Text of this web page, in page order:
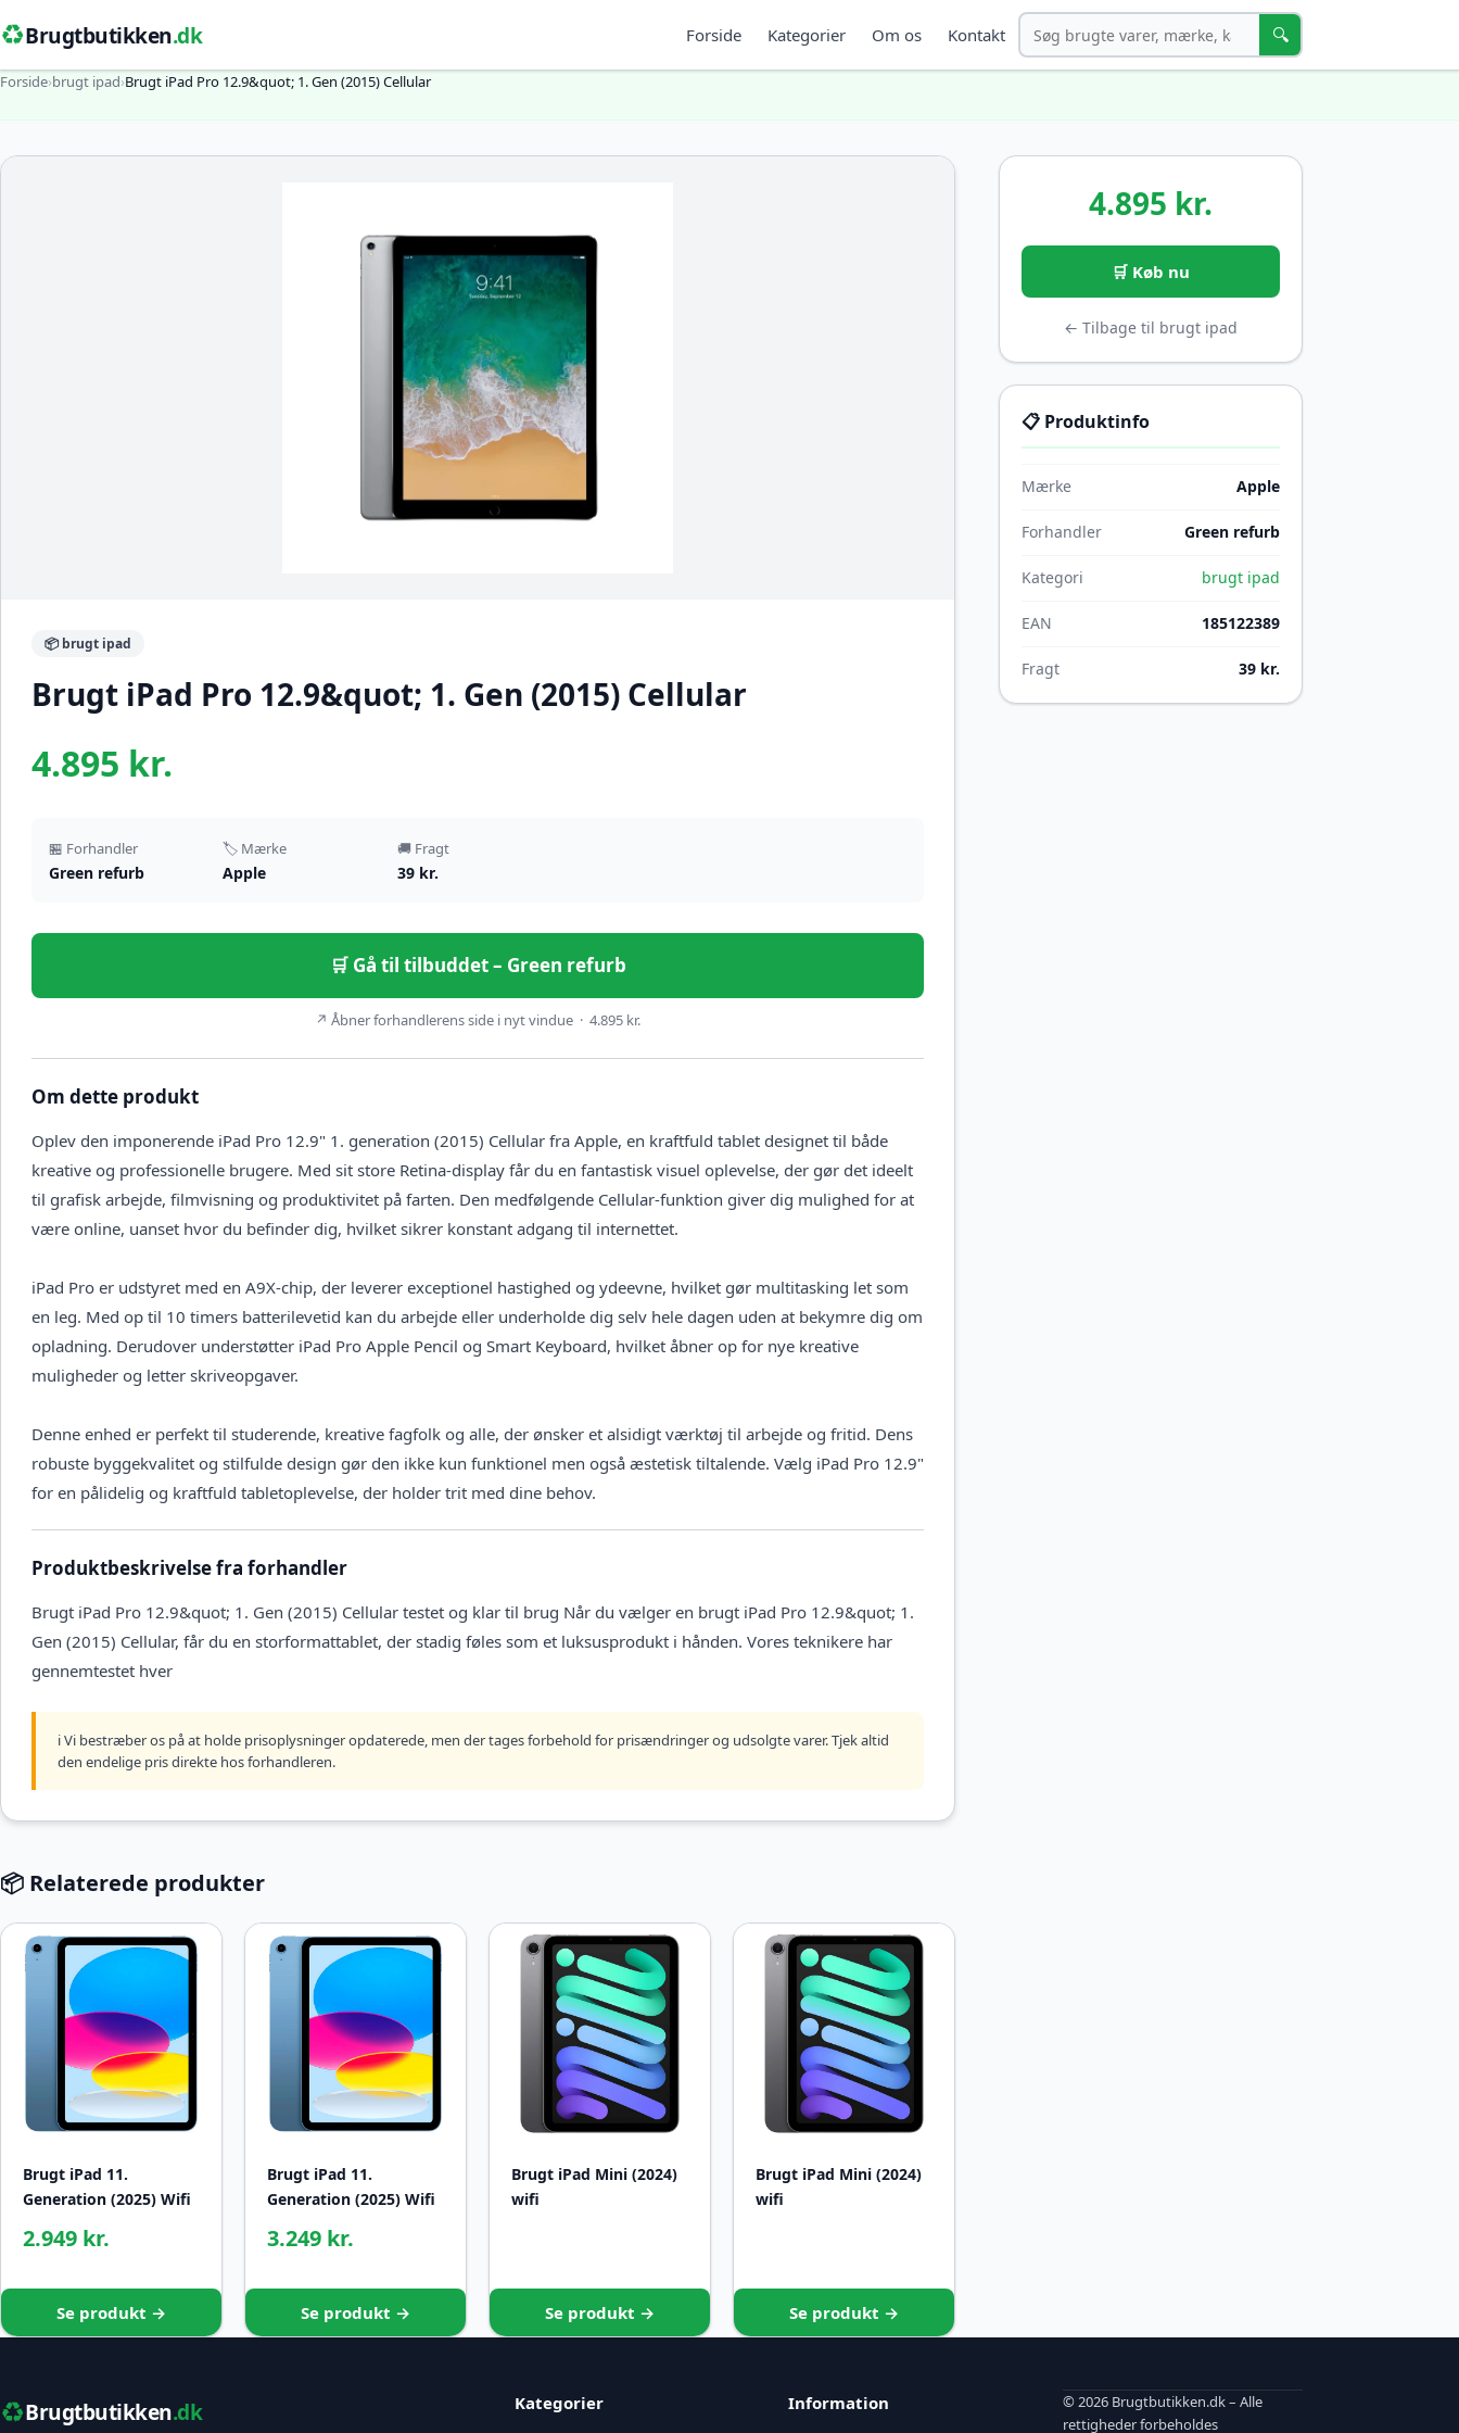
♻️Brugtbutikken.dk Forside Kategorier Om os Kontakt Søg 🔍
Forside›brugt ipad›Brugt iPad Pro 12.9&quot; 1. Gen (2015) Cellular
📦 brugt ipad
Brugt iPad Pro 12.9&quot; 1. Gen (2015) Cellular
4.895 kr.
🏪 Forhandler
Green refurb
🏷️ Mærke
Apple
🚚 Fragt
39 kr.
🛒 Gå til tilbuddet – Green refurb
↗ Åbner forhandlerens side i nyt vindue · 4.895 kr.
Om dette produkt
Oplev den imponerende iPad Pro 12.9" 1. generation (2015) Cellular fra Apple, en kraftfuld tablet designet til både
kreative og professionelle brugere. Med sit store Retina-display får du en fantastisk visuel oplevelse, der gør det ideelt
til grafisk arbejde, filmvisning og produktivitet på farten. Den medfølgende Cellular-funktion giver dig mulighed for at
være online, uanset hvor du befinder dig, hvilket sikrer konstant adgang til internettet.
iPad Pro er udstyret med en A9X-chip, der leverer exceptionel hastighed og ydeevne, hvilket gør multitasking let som
en leg. Med op til 10 timers batterilevetid kan du arbejde eller underholde dig selv hele dagen uden at bekymre dig om
opladning. Derudover understøtter iPad Pro Apple Pencil og Smart Keyboard, hvilket åbner op for nye kreative
muligheder og letter skriveopgaver.
Denne enhed er perfekt til studerende, kreative fagfolk og alle, der ønsker et alsidigt værktøj til arbejde og fritid. Dens
robuste byggekvalitet og stilfulde design gør den ikke kun funktionel men også æstetisk tiltalende. Vælg iPad Pro 12.9"
for en pålidelig og kraftfuld tabletoplevelse, der holder trit med dine behov.
Produktbeskrivelse fra forhandler
Brugt iPad Pro 12.9&quot; 1. Gen (2015) Cellular testet og klar til brug Når du vælger en brugt iPad Pro 12.9&quot; 1.
Gen (2015) Cellular, får du en storformattablet, der stadig føles som et luksusprodukt i hånden. Vores teknikere har
gennemtestet hver
ℹ️ Vi bestræber os på at holde prisoplysninger opdaterede, men der tages forbehold for prisændringer og udsolgte varer. Tjek altid
den endelige pris direkte hos forhandleren.
📦 Relaterede produkter
Brugt iPad 11.
Generation (2025) Wifi
2.949 kr.
Se produkt →
Brugt iPad 11.
Generation (2025) Wifi
3.249 kr.
Se produkt →
Brugt iPad Mini (2024)
wifi
Se produkt →
Brugt iPad Mini (2024)
wifi
Se produkt →
4.895 kr.
🛒 Køb nu
← Tilbage til brugt ipad
📋 Produktinfo
Mærke Apple
Forhandler Green refurb
Kategori brugt ipad
EAN 185122389
Fragt 39 kr.
♻️Brugtbutikken.dk Kategorier Information
© 2026 Brugtbutikken.dk – Alle
rettigheder forbeholdes